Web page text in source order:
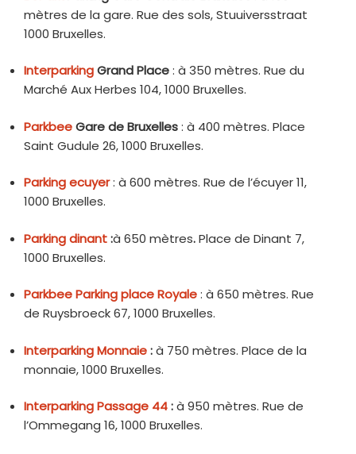
mètres de la gare. Rue des sols, Stuuiversstraat
1000 Bruxelles.
InterparkingGrand Place: à 350 mètres. Rue du
Marché Aux Herbes 104, 1000 Bruxelles.
ParkbeeGare de Bruxelles: à 400 mètres. Place
Saint Gudule 26, 1000 Bruxelles.
Parking ecuyer: à 600 mètres. Rue de l’écuyer 11,
1000 Bruxelles.
Parking dinant:à 650 mètres.Place de Dinant 7,
1000 Bruxelles.
Parkbee Parking place Royale: à 650 mètres. Rue
de Ruysbroeck 67, 1000 Bruxelles.
Interparking Monnaie:à 750 mètres. Place de la
monnaie, 1000 Bruxelles.
Interparking Passage 44:à 950 mètres. Rue de
l’Ommegang 16, 1000 Bruxelles.